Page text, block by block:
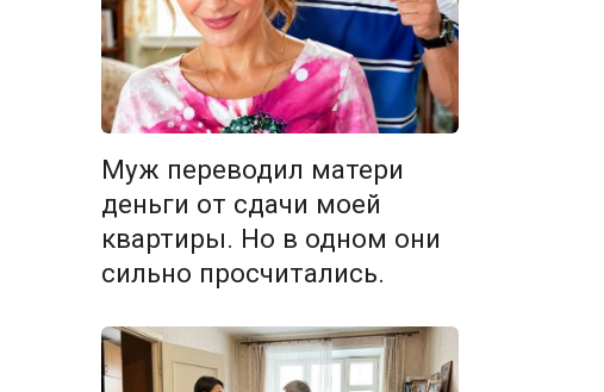
Муж переводил матери
деньги от сдачи моей
квартиры. Но в одном они
сильно просчитались.